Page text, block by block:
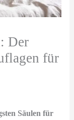
Der
für
Säulen für